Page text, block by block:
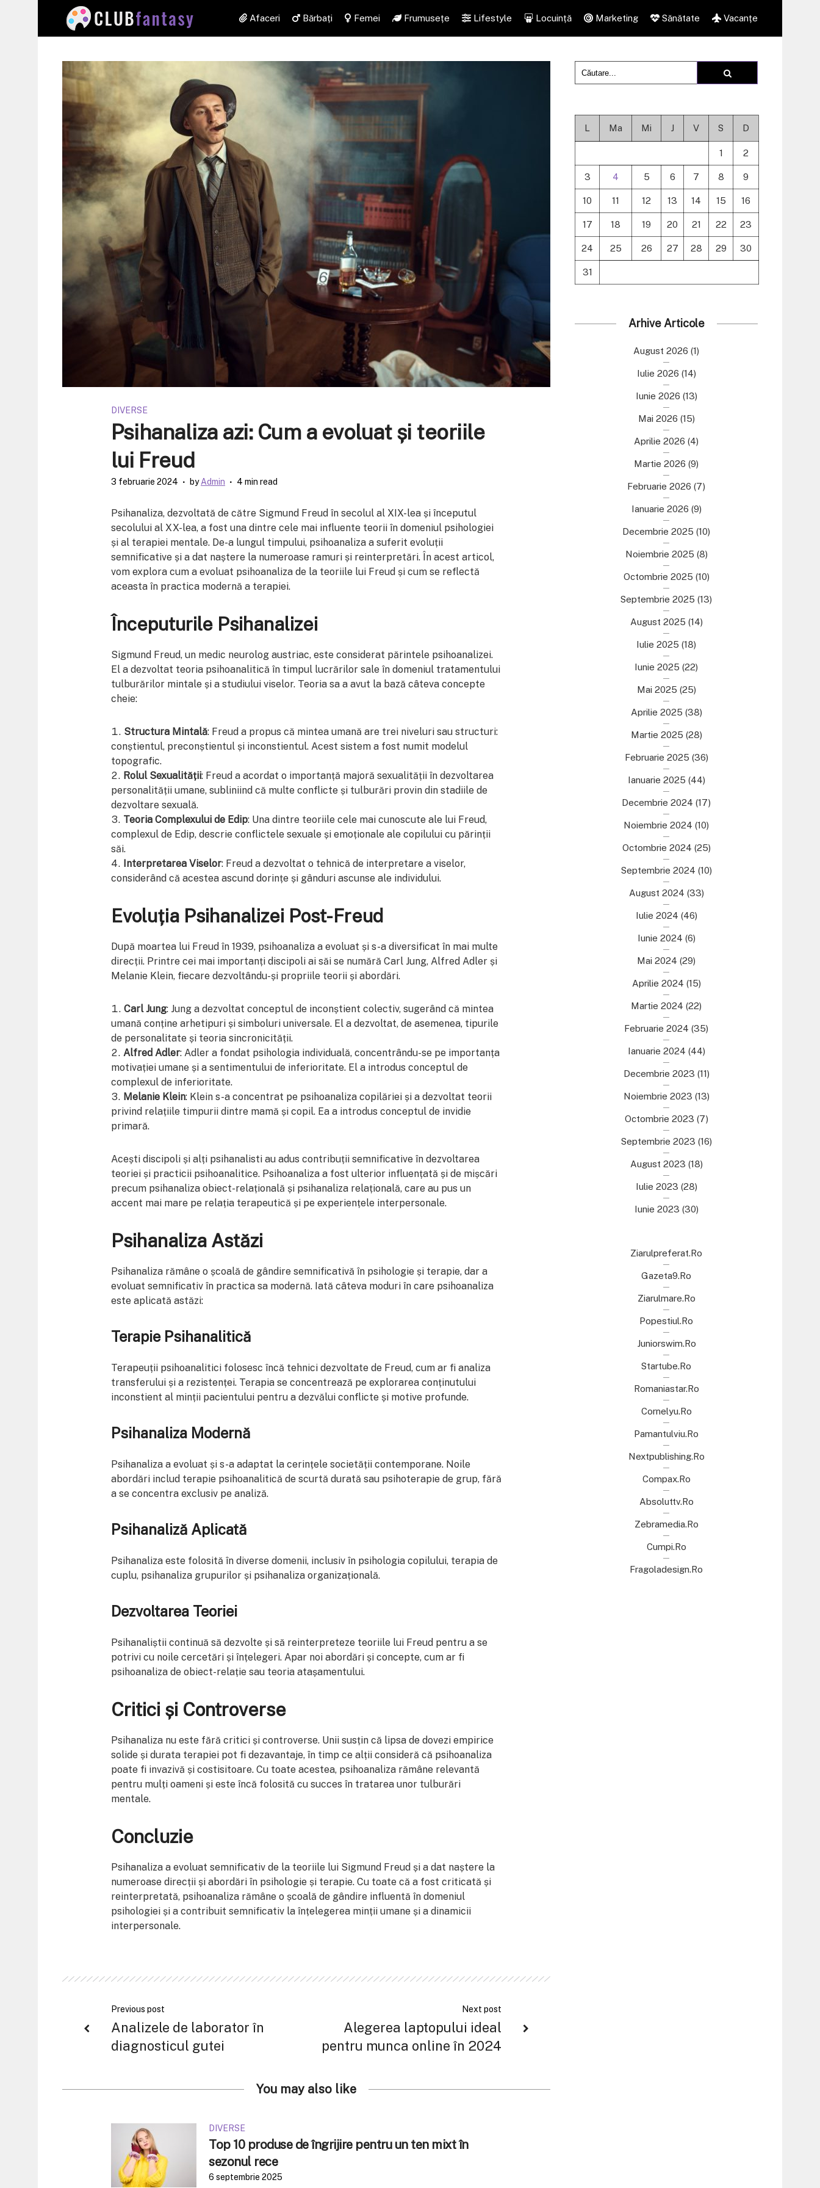
Afaceri Bărbați Femei Frumusețe Lifestyle Locuință Marketing Sănătate Vacanțe
DIVERSE
Psihanaliza azi: Cum a evoluat și teoriile
lui Freud
3 februarie 2024 byAdmin 4 min read
Psihanaliza, dezvoltată de către Sigmund Freud în secolul al XIX-lea și începutul
secolului al XX-lea, a fost una dintre cele mai influente teorii în domeniul psihologiei
și al terapiei mentale. De-a lungul timpului, psihoanaliza a suferit evoluții
semnificative și a dat naștere la numeroase ramuri și reinterpretări. În acest articol,
vom explora cum a evoluat psihoanaliza de la teoriile lui Freud și cum se reflectă
aceasta în practica modernă a terapiei.
Începuturile Psihanalizei
Sigmund Freud, un medic neurolog austriac, este considerat părintele psihoanalizei.
El a dezvoltat teoria psihoanalitică în timpul lucrărilor sale în domeniul tratamentului
tulburărilor mintale și a studiului viselor. Teoria sa a avut la bază câteva concepte
cheie:
Structura Mintală: Freud a propus că mintea umană are trei niveluri sau structuri:
conștientul, preconștientul și inconstientul. Acest sistem a fost numit modelul
topografic.
Rolul Sexualității: Freud a acordat o importanță majoră sexualității în dezvoltarea
personalității umane, subliniind că multe conflicte și tulburări provin din stadiile de
dezvoltare sexuală.
Teoria Complexului de Edip: Una dintre teoriile cele mai cunoscute ale lui Freud,
complexul de Edip, descrie conflictele sexuale și emoționale ale copilului cu părinții
săi.
Interpretarea Viselor: Freud a dezvoltat o tehnică de interpretare a viselor,
considerând că acestea ascund dorințe și gânduri ascunse ale individului.
Evoluția Psihanalizei Post-Freud
După moartea lui Freud în 1939, psihoanaliza a evoluat și s-a diversificat în mai multe
direcții. Printre cei mai importanți discipoli ai săi se numără Carl Jung, Alfred Adler și
Melanie Klein, fiecare dezvoltându-și propriile teorii și abordări.
Carl Jung: Jung a dezvoltat conceptul de inconștient colectiv, sugerând că mintea
umană conține arhetipuri și simboluri universale. El a dezvoltat, de asemenea, tipurile
de personalitate și teoria sincronicității.
Alfred Adler: Adler a fondat psihologia individuală, concentrându-se pe importanța
motivației umane și a sentimentului de inferioritate. El a introdus conceptul de
complexul de inferioritate.
Melanie Klein: Klein s-a concentrat pe psihoanaliza copilăriei și a dezvoltat teorii
privind relațiile timpurii dintre mamă și copil. Ea a introdus conceptul de invidie
primară.
Acești discipoli și alți psihanalisti au adus contribuții semnificative în dezvoltarea
teoriei și practicii psihoanalitice. Psihoanaliza a fost ulterior influențată și de mișcări
precum psihanaliza obiect-relațională și psihanaliza relațională, care au pus un
accent mai mare pe relația terapeutică și pe experiențele interpersonale.
Psihanaliza Astăzi
Psihanaliza rămâne o școală de gândire semnificativă în psihologie și terapie, dar a
evoluat semnificativ în practica sa modernă. Iată câteva moduri în care psihoanaliza
este aplicată astăzi:
Terapie Psihanalitică
Terapeuții psihoanalitici folosesc încă tehnici dezvoltate de Freud, cum ar fi analiza
transferului și a rezistenței. Terapia se concentrează pe explorarea conținutului
inconstient al minții pacientului pentru a dezvălui conflicte și motive profunde.
Psihanaliza Modernă
Psihanaliza a evoluat și s-a adaptat la cerințele societății contemporane. Noile
abordări includ terapie psihoanalitică de scurtă durată sau psihoterapie de grup, fără
a se concentra exclusiv pe analiză.
Psihanaliză Aplicată
Psihanaliza este folosită în diverse domenii, inclusiv în psihologia copilului, terapia de
cuplu, psihanaliza grupurilor și psihanaliza organizațională.
Dezvoltarea Teoriei
Psihanaliștii continuă să dezvolte și să reinterpreteze teoriile lui Freud pentru a se
potrivi cu noile cercetări și înțelegeri. Apar noi abordări și concepte, cum ar fi
psihoanaliza de obiect-relație sau teoria atașamentului.
Critici și Controverse
Psihanaliza nu este fără critici și controverse. Unii susțin că lipsa de dovezi empirice
solide și durata terapiei pot fi dezavantaje, în timp ce alții consideră că psihoanaliza
poate fi invazivă și costisitoare. Cu toate acestea, psihoanaliza rămâne relevantă
pentru mulți oameni și este încă folosită cu succes în tratarea unor tulburări
mentale.
Concluzie
Psihanaliza a evoluat semnificativ de la teoriile lui Sigmund Freud și a dat naștere la
numeroase direcții și abordări în psihologie și terapie. Cu toate că a fost criticată și
reinterpretată, psihoanaliza rămâne o școală de gândire influentă în domeniul
psihologiei și a contribuit semnificativ la înțelegerea minții umane și a dinamicii
interpersonale.
Previous post
Analizele de laborator în
diagnosticul gutei
Next post
Alegerea laptopului ideal
pentru munca online în 2024
You may also like
DIVERSE
Top 10 produse de îngrijire pentru un ten mixt în
sezonul rece
6 septembrie 2025
L Ma Mi J V S D
1 2
3 4 5 6 7 8 9
10 11 12 13 14 15 16
17 18 19 20 21 22 23
24 25 26 27 28 29 30
31
Arhive Articole
August 2026 (1)
Iulie 2026 (14)
Iunie 2026 (13)
Mai 2026 (15)
Aprilie 2026 (4)
Martie 2026 (9)
Februarie 2026 (7)
Ianuarie 2026 (9)
Decembrie 2025 (10)
Noiembrie 2025 (8)
Octombrie 2025 (10)
Septembrie 2025 (13)
August 2025 (14)
Iulie 2025 (18)
Iunie 2025 (22)
Mai 2025 (25)
Aprilie 2025 (38)
Martie 2025 (28)
Februarie 2025 (36)
Ianuarie 2025 (44)
Decembrie 2024 (17)
Noiembrie 2024 (10)
Octombrie 2024 (25)
Septembrie 2024 (10)
August 2024 (33)
Iulie 2024 (46)
Iunie 2024 (6)
Mai 2024 (29)
Aprilie 2024 (15)
Martie 2024 (22)
Februarie 2024 (35)
Ianuarie 2024 (44)
Decembrie 2023 (11)
Noiembrie 2023 (13)
Octombrie 2023 (7)
Septembrie 2023 (16)
August 2023 (18)
Iulie 2023 (28)
Iunie 2023 (30)
Ziarulpreferat.ro
Gazeta9.ro
Ziarulmare.ro
Popestiul.ro
Juniorswim.ro
Startube.ro
Romaniastar.ro
Cornelyu.ro
Pamantulviu.ro
Nextpublishing.ro
Compax.ro
Absoluttv.ro
Zebramedia.ro
Cumpi.ro
Fragoladesign.ro